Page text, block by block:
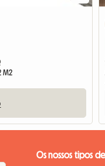
M2
Os nossos tipos